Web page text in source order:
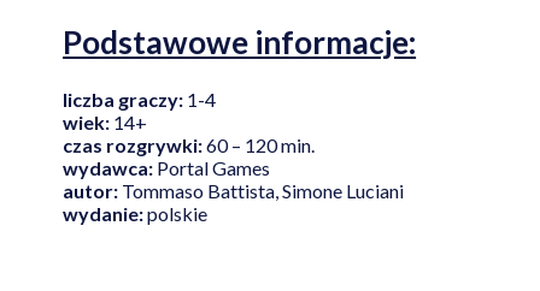
Podstawowe informacje:
liczba graczy: 1-4
wiek: 14+
czas rozgrywki:60 – 120 min.
wydawca: Portal Games
autor: Tommaso Battista, Simone Luciani
wydanie:polskie